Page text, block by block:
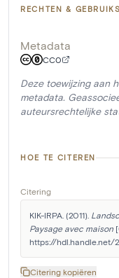
RECHTEN &
Metadata
CC0
Deze toewijzing aan
metadata.
auteursrechtelijke
HOE TE CITEREN
Citering
KIK-IRPA. (2011).
Paysage avec maison
https://hdl.handle.net/
Citering kopiëren